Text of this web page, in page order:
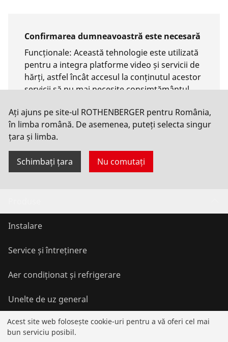
Confirmarea dumneavoastră este necesară
Funcționale: Această tehnologie este utilizată
pentru a integra platforme video și servicii de
hărți, astfel încât accesul la conținutul acestor
servicii să nu mai necesite consimțământul
Permiteți utilizarea
Ați ajuns pe site-ul ROTHENBERGER pentru România,
în limba română. De asemenea, puteți selecta singur
țara și limba.
Schimbați țara Nu comutați
Instalare
Service și întreținere
Aer condiționat și refrigerare
Unelte de uz general
Service și plusvaloare
Acest site web folosește cookie-uri pentru a vă oferi cel mai
bun serviciu posibil.